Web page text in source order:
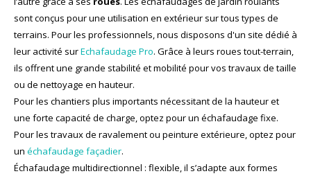
sont conçus pour une utilisation en extérieur sur tous types de
terrains. Pour les professionnels, nous disposons d'un site dédié à
leur activité surEchafaudage Pro. Grâce à leurs roues tout-terrain,
ils offrent une grande stabilité et mobilité pour vos travaux de taille
ou de nettoyage en hauteur.
Pour les chantiers plus importants nécessitant de la hauteur et
une forte capacité de charge, optez pour un échafaudage fixe.
Pour les travaux de ravalement ou peinture extérieure, optez pour
un échafaudage façadier.
Échafaudage multidirectionnel : flexible, il s’adapte aux formes